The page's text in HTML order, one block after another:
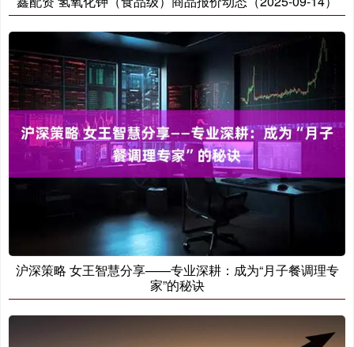
沪深策略 女王智慧分享——专业深耕：成为“月子餐调理专
家”的秘诀